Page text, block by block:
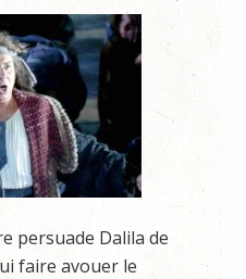
persuade Dalila de
faire avouer le